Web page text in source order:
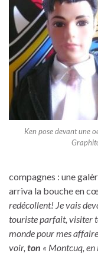
Ken pose devant une
compagnes : une
arriva la bouche en
redécollent! Je vais
touriste parfait, visiter
monde pour mes
voir, ton « Montcuq, en